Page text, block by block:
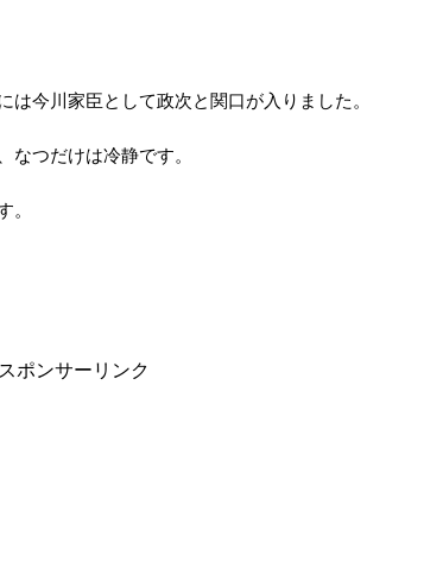
今川家臣として政次と関口が入りました。
なつだけは冷静です。
。
スポンサーリンク